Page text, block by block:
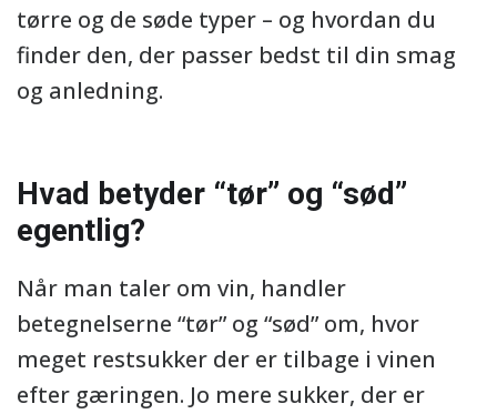
tørre og de søde typer – og hvordan du
finder den, der passer bedst til din smag
og anledning.
Hvad betyder “tør” og “sød”
egentlig?
Når man taler om vin, handler
betegnelserne “tør” og “sød” om, hvor
meget restsukker der er tilbage i vinen
efter gæringen. Jo mere sukker, der er